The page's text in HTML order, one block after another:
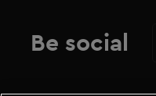
Be social